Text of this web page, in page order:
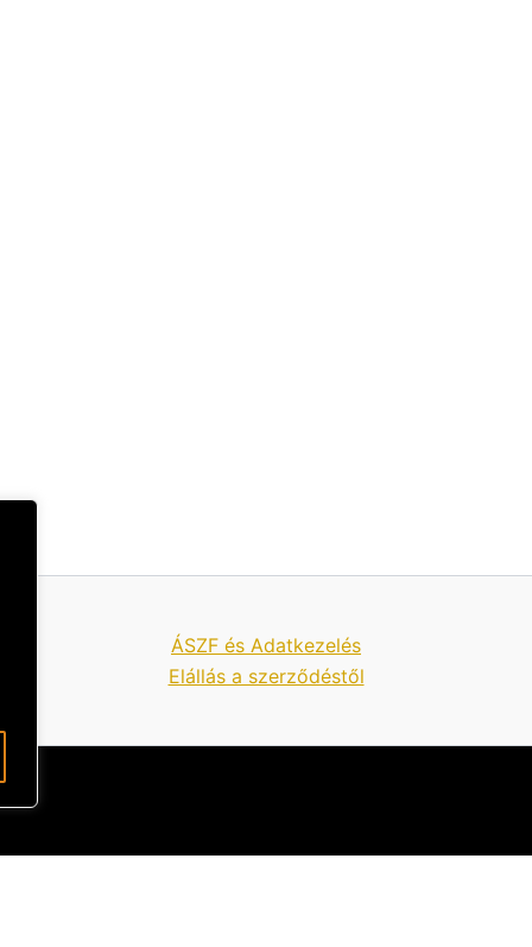
ÁSZF és Adatkezelés
Elállás a szerződéstől